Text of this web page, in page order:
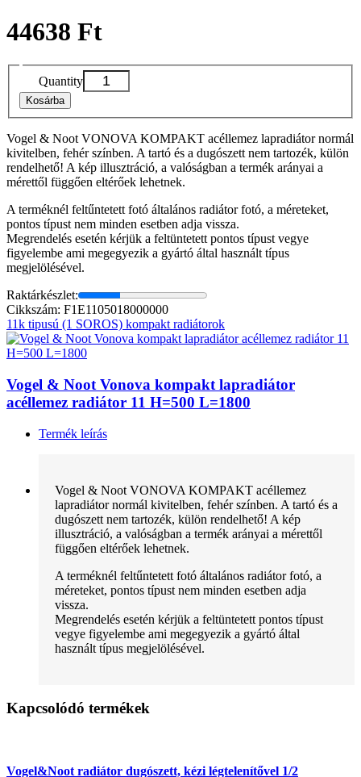
44638 Ft
Quantity
Kosárba
Vogel & Noot VONOVA KOMPAKT acéllemez lapradiátor normál
kivitelben, fehér színben. A tartó és a dugószett nem tartozék, külön
rendelhető! A kép illusztráció, a valóságban a termék arányai a
mérettől függően eltérőek lehetnek.
A terméknél feltűntetett fotó általános radiátor fotó, a méreteket,
pontos típust nem minden esetben adja vissza.
Megrendelés esetén kérjük a feltüntetett pontos típust vegye
figyelembe ami megegyezik a gyártó által használt típus
megjelölésével.
Raktárkészlet:
Cikkszám: F1E1105018000000
11k tipusú (1 SOROS) kompakt radiátorok
Vogel & Noot Vonova kompakt lapradiátor
acéllemez radiátor 11 H=500 L=1800
Termék leírás
Vogel & Noot VONOVA KOMPAKT acéllemez
lapradiátor normál kivitelben, fehér színben. A tartó és a
dugószett nem tartozék, külön rendelhető! A kép
illusztráció, a valóságban a termék arányai a mérettől
függően eltérőek lehetnek.
A terméknél feltűntetett fotó általános radiátor fotó, a
méreteket, pontos típust nem minden esetben adja
vissza.
Megrendelés esetén kérjük a feltüntetett pontos típust
vegye figyelembe ami megegyezik a gyártó által
használt típus megjelölésével.
Kapcsolódó termékek
Vogel&Noot radiátor dugószett, kézi légtelenítővel 1/2